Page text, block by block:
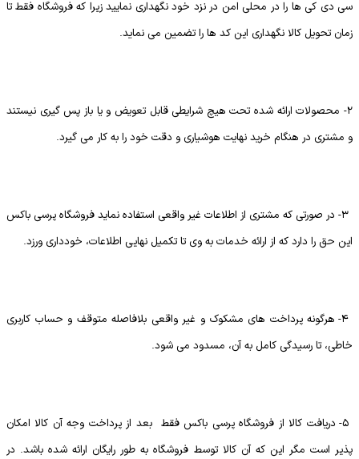
سی دی کی ها را در محلی امن در نزد خود نگهداری نمایید زیرا که فروشگاه فقط تا
زمان تحویل کالا نگهداری این کد ها را تضمین می نماید.
2- محصولات ارائه شده تحت هیچ شرایطی قابل تعویض و یا باز پس گیری نیستند
و مشتری در هنگام خرید نهایت هوشیاری و دقت خود را به کار می گیرد.
3- در صورتی که مشتری از اطلاعات غیر واقعی استفاده نماید فروشگاه پرسی باکس
این حق را دارد که از ارائه خدمات به وی تا تکمیل نهایی اطلاعات، خودداری ورزد.
4- هرگونه پرداخت های مشکوک و غیر واقعی بلافاصله متوقف و حساب کاربری
خاطی، تا رسیدگی کامل به آن، مسدود می شود.
5- دریافت کالا از فروشگاه پرسی باکس فقط بعد از پرداخت وجه آن کالا امکان
پذیر است مگر این که آن کالا توسط فروشگاه به طور رایگان ارائه شده باشد. در